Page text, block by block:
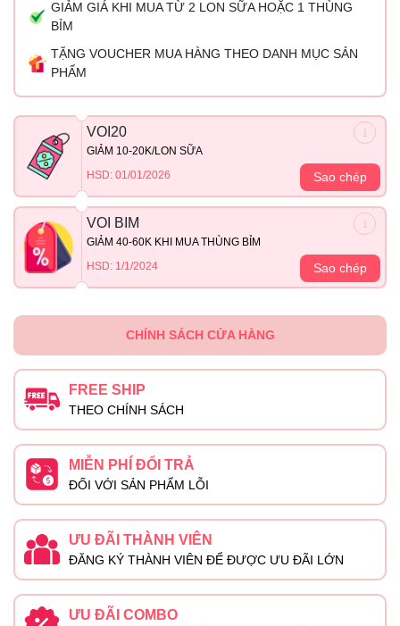
GIẢM GIÁ KHI MUA TỪ 2 LON SỮA HOẶC 1 THÙNG
BỈM
TẶNG VOUCHER MUA HÀNG THEO DANH MỤC SẢN
PHẨM
VOI20
GIẢM 10-20K/LON SỮA
HSD: 01/01/2026
Sao chép
VOI BIM
GIẢM 40-60K KHI MUA THÙNG BỈM
HSD: 1/1/2024
Sao chép
CHÍNH SÁCH CỬA HÀNG
FREE SHIP
THEO CHÍNH SÁCH
MIỄN PHÍ ĐỔI TRẢ
ĐỐI VỚI SẢN PHẨM LỖI
ƯU ĐÃI THÀNH VIÊN
ĐĂNG KÝ THÀNH VIÊN ĐỂ ĐƯỢC ƯU ĐÃI LỚN
ƯU ĐÃI COMBO